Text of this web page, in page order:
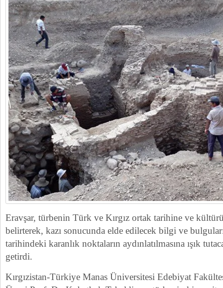
Eravşar, türbenin Türk ve Kırgız ortak tarihine ve
belirterek, kazı sonucunda elde edilecek bilgi ve
tarihindeki karanlık noktaların aydınlatılmasına ışık
getirdi.
Kırgızistan-Türkiye Manas Üniversitesi Edebiyat